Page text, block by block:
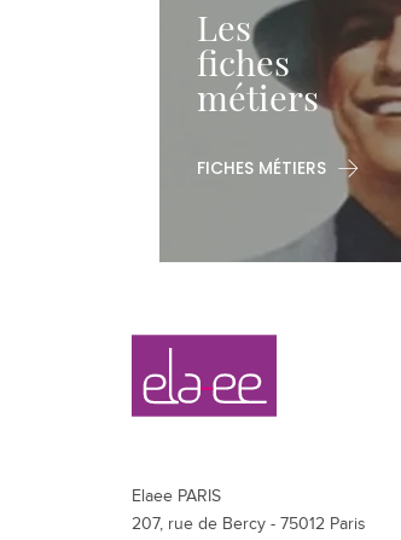
Les
fiches
métiers
FICHES MÉTIERS
Navigation
Elaee
Elaee PARIS
207, rue de Bercy - 75012 Paris